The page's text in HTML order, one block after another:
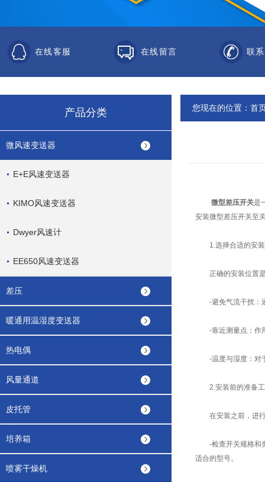
在线客服 在线留言 联
产品分类
微风速变送器
E+E风速变送器
KIMO风速变送器
Dwyer风速计
EE650风速变送器
差压
暖通用温湿度变送器
热电偶
风量通道
皮托管
培养箱
喷雾干燥机
您现在的位置： 首
微型差压开关是
安装微型差压开关至
1.选择合适的安装
正确的安装位置是
-避免气流干扰：通
-靠近测量点：作用
-温度与湿度：对于
2.安装前的准备
在安装之前，进行
-检查开关规格和类
适合的型号。